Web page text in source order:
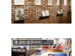
建築や場所や行ったところ